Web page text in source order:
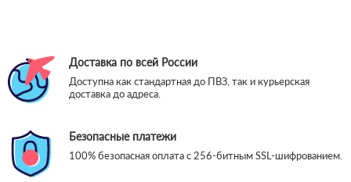
Доставка по всей России
Доступна как стандартная до ПВЗ, так и курьерская
доставка до адреса.
Безопасные платежи
100% безопасная оплата с 256-битным SSL-шифрованием.